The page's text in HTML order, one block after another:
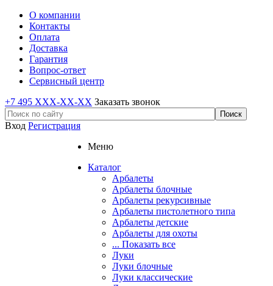
О компании
Контакты
Оплата
Доставка
Гарантия
Вопрос-ответ
Сервисный центр
+7 495 XXX-XX-XX Заказать звонок
Вход Регистрация
Меню
Каталог
Арбалеты
Арбалеты блочные
Арбалеты рекурсивные
Арбалеты пистолетного типа
Арбалеты детские
Арбалеты для охоты
... Показать все
Луки
Луки блочные
Луки классические